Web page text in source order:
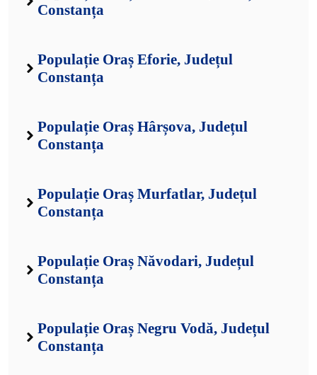
Constanța
Populație Oraș Eforie, Județul
Constanța
Populație Oraș Hârșova, Județul
Constanța
Populație Oraș Murfatlar, Județul
Constanța
Populație Oraș Năvodari, Județul
Constanța
Populație Oraș Negru Vodă, Județul
Constanța